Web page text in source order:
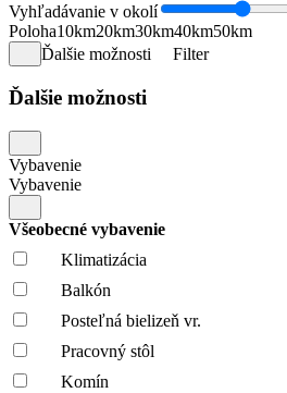
Vyhľadávanie v okolí
Poloha10km20km30km40km50km
Ďalšie možnosti
Filter
Ďalšie možnosti
Vybavenie
Vybavenie
Všeobecné vybavenie
Klimatizácia
Balkón
Posteľná bielizeň vr.
Pracovný stôl
Komín